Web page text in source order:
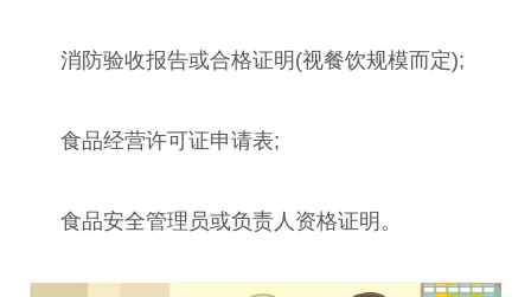
消防验收报告或合格证明(视餐饮规模而定);
食品经营许可证申请表;
食品安全管理员或负责人资格证明。